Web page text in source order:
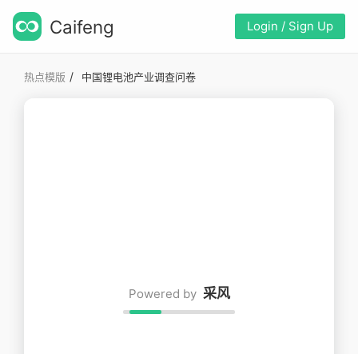
Caifeng Login / Sign Up
热点模版 / 中国锂电池产业调查问卷